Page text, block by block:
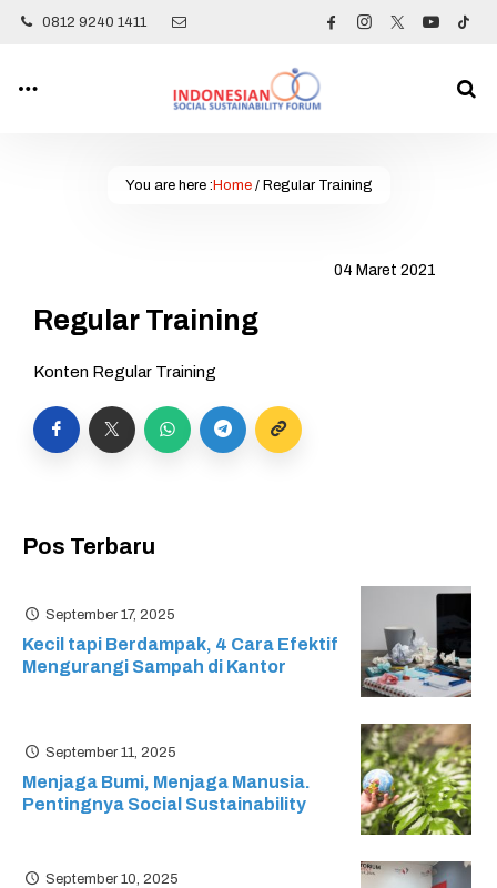
0812 9240 1411
You are here : Home/ Regular Training
04 Maret 2021
Regular Training
Konten Regular Training
Pos Terbaru
September 17, 2025
Kecil tapi Berdampak, 4 Cara Efektif
Mengurangi Sampah di Kantor
September 11, 2025
Menjaga Bumi, Menjaga Manusia.
Pentingnya Social Sustainability
September 10, 2025